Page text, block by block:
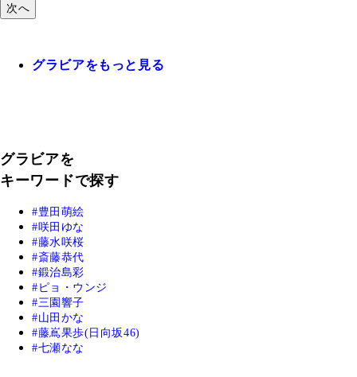
次へ
グラビアをもっと見る
グラビアを
キーワードで探す
豊田萌絵
咲田ゆな
藤水咲桜
斎藤恭代
鍛治島彩
ピョ・ウンジ
三園響子
山田かな
藤嶌果歩(日向坂46)
七瀬なな